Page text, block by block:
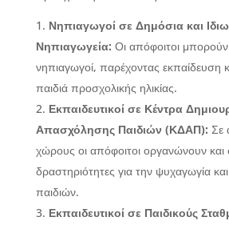
Νηπιαγωγοί σε Δημόσια και
Νηπιαγωγεία: Οι απόφοιτοι
νηπιαγωγοί, παρέχοντας εκπαίδευση
παιδιά προσχολικής ηλικίας.
Εκπαιδευτικοί σε Κέντρα
Απασχόλησης Παιδιών (ΚΔΑΠ): Σε
χώρους οι απόφοιτοι οργανώνουν και
δραστηριότητες για την ψυχαγωγία
παιδιών.
Εκπαιδευτικοί σε Παιδικούς